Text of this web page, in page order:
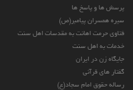
پرسش ها و پاسخ ها
سیره همسران پیامبر(ص)
فتاوی حرمت اهانت به مقدسات اهل سنت
خدمات به اهل سنت
جایگاه زن در ایران
گفتار های قرآنی
رساله حقوق امام سجاد(ع)